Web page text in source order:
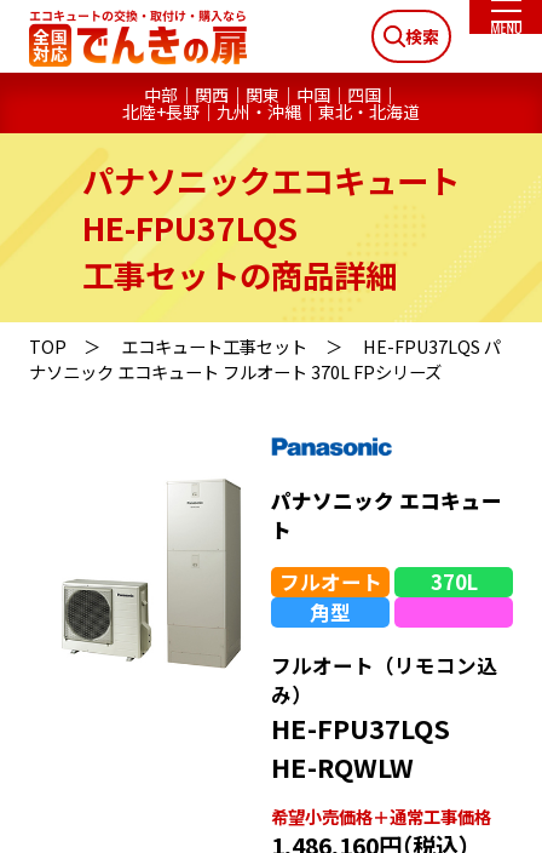
検索
中部 関西 関東 中国 四国
北陸+長野 九州・沖縄 東北・北海道
パナソニックエコキュート
HE-FPU37LQS
工事セットの商品詳細
TOP エコキュート工事セット
HE-FPU37LQS パ
ナソニック エコキュート フルオート 370L FPシリーズ
パナソニック エコキュー
ト
フルオート
370L
角型
フルオート（リモコン込
み）
HE-FPU37LQS
HE-RQWLW
希望⼩売価格＋通常⼯事価格
1,486,160円（税込）